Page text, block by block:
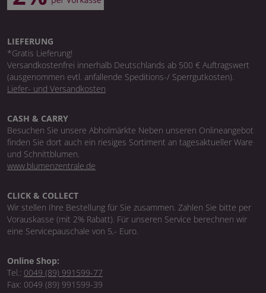
LIEFERUNG
*Gratis Lieferung!
Versandkostenfrei innerhalb Deutschlands ab 500 € Auftragswert
(ausgenommen evtl. anfallende Speditions-/ Sperrgutkosten).
Liefer- und Versandkosten
CASH & CARRY
Besuchen Sie unsere Abholmärkte Neben unseren Onlineangebot
finden Sie dort auch ein riesiges Sortiment an tagesaktueller Ware
und Schnittblumen.
www.blumenzentrale.de
CLICK & COLLECT
Wir stellen Ihre Bestellung für Sie zusammen. Zahlen Sie bitte per
Vorauskasse (mit 2% Rabatt). Für unseren Service berechnen wir
eine Servicepauschale von 5,- Euro.
Online Shop:
Tel.: 0049 (89) 991599-77
Fax: 0049 (89) 991599-39